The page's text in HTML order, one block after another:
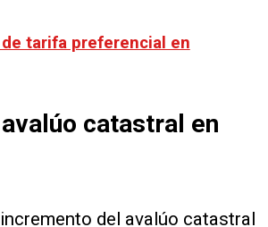
tarifa preferencial en
catastral en
del avalúo catastral